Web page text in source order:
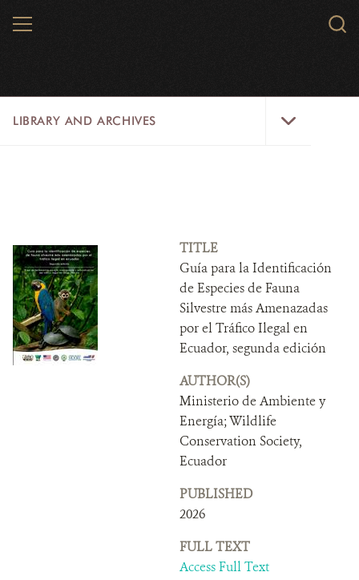
MENU
LIBRARY AND ARCHIVES
WCS RESEARCH
ARCHIVES SHOP
TITLE
Guía para la Identificación
de Especies de Fauna
Silvestre más Amenazadas
por el Tráfico Ilegal en
Ecuador, segunda edición
AUTHOR(S)
Ministerio de Ambiente y
Energía; Wildlife
Conservation Society,
Ecuador
PUBLISHED
2026
FULL TEXT
Access Full Text